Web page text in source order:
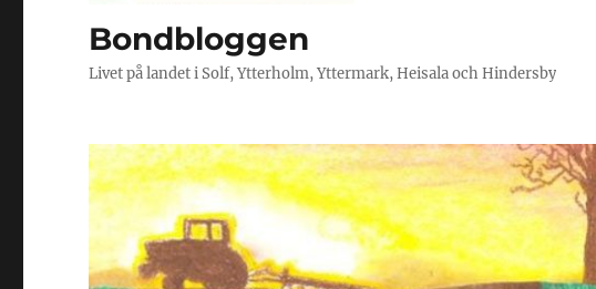
Bondbloggen
Livet på landet i Solf, Ytterholm, Yttermark, Heisala och Hindersby